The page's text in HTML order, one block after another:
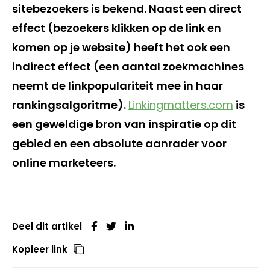
sitebezoekers is bekend. Naast een direct
effect (bezoekers klikken op de link en
komen op je website) heeft het ook een
indirect effect (een aantal zoekmachines
neemt de linkpopulariteit mee in haar
rankingsalgoritme). Linkingmatters.com is
een geweldige bron van inspiratie op dit
gebied en een absolute aanrader voor
online marketeers.
Deel dit artikel
Kopieer link